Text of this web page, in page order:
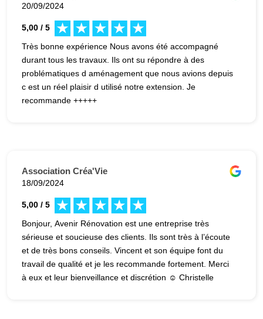
20/09/2024
5,00 / 5
Très bonne expérience Nous avons été accompagné
durant tous les travaux. Ils ont su répondre à des
problématiques d aménagement que nous avions depuis
c est un réel plaisir d utilisé notre extension. Je
recommande +++++
Association Créa'Vie
18/09/2024
5,00 / 5
Bonjour, Avenir Rénovation est une entreprise très
sérieuse et soucieuse des clients. Ils sont très à l’écoute
et de très bons conseils. Vincent et son équipe font du
travail de qualité et je les recommande fortement. Merci
à eux et leur bienveillance et discrétion ☺️ Christelle